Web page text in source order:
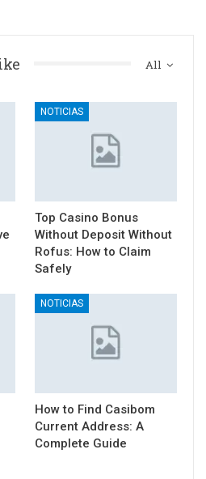
All
NOTICIAS
Top Casino Bonus
Without Deposit Without
Rofus: How to Claim
Safely
NOTICIAS
How to Find Casibom
Current Address: A
Complete Guide